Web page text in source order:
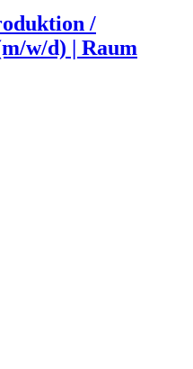
/
w/d) | Raum